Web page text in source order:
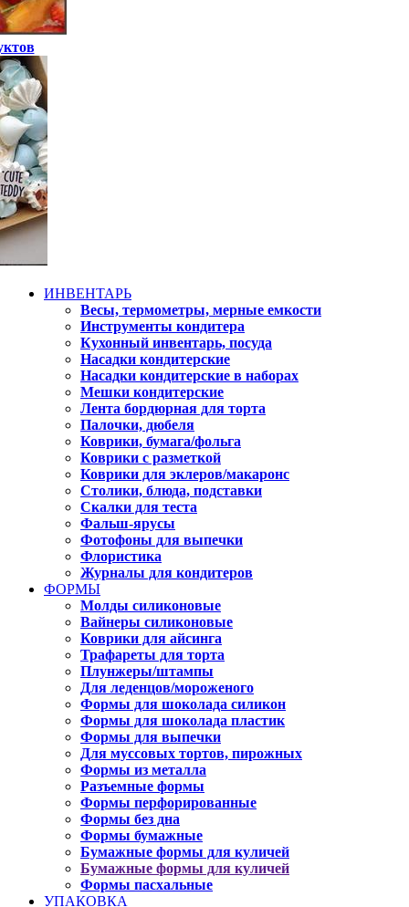
ИНВЕНТАРЬ
Весы, термометры, мерные емкости
Инструменты кондитера
Кухонный инвентарь, посуда
Насадки кондитерские
Насадки кондитерские в наборах
Мешки кондитерские
Лента бордюрная для торта
Палочки, дюбеля
Коврики, бумага/фольга
Коврики с разметкой
Коврики для эклеров/макаронс
Столики, блюда, подставки
Скалки для теста
Фальш-ярусы
Фотофоны для выпечки
Флористика
Журналы для кондитеров
ФОРМЫ
Молды силиконовые
Вайнеры силиконовые
Коврики для айсинга
Трафареты для торта
Плунжеры/штампы
Для леденцов/мороженого
Формы для шоколада силикон
Формы для шоколада пластик
Формы для выпечки
Для муссовых тортов, пирожных
Формы из металла
Разъемные формы
Формы перфорированные
Формы без дна
Формы бумажные
Бумажные формы для куличей
Бумажные формы для куличей
Формы пасхальные
УПАКОВКА